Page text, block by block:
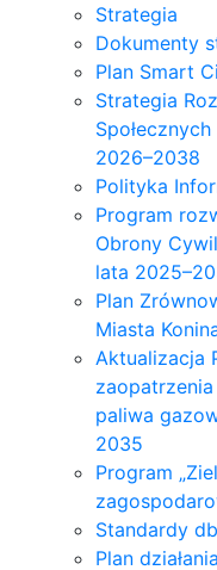
Strategia
Dokumenty
Plan Smart
Strategia
2026–2038
Polityka
Program
Obrony
lata
Plan
Miasta
Aktualizacja
paliwa
2035
Program
Standardy
Plan